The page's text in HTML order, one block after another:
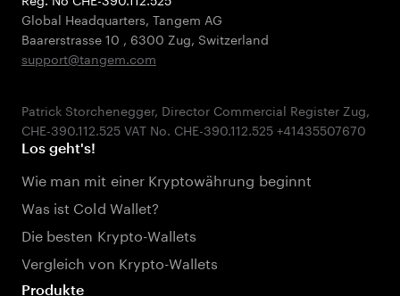
Global Headquarters, Tangem AG
Baarerstrasse 10 , 6300 Zug, Switzerland
support@tangem.com
Patrick Storchenegger, Director Commercial Register Zug,
Los geht's!
Wie man mit einer Kryptowährung beginnt
Was ist Cold Wallet?
Die besten Krypto-Wallets
Vergleich von Krypto-Wallets
Produkte